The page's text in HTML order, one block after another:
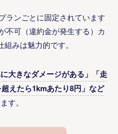
ランごとに固定されています
不可（違約金が発生する）カ
みは魅力的です。
に大きなダメージがある」「走
えたら1kmあたり8円」など
す。